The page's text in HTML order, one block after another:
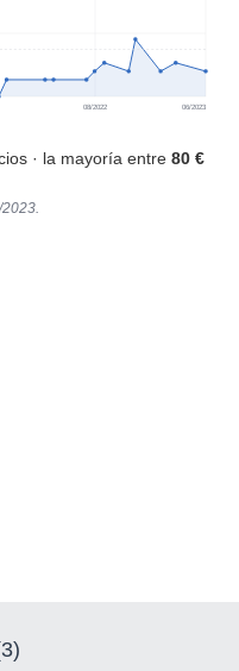
08/2022 06/2023
· la mayoría entre 80 €